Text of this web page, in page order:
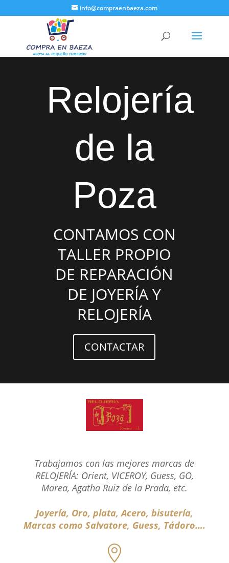
info@compraenbaeza.com
Relojería
de la
Poza
CONTAMOS CON
TALLER PROPIO
DE REPARACIÓN
DE JOYERÍA Y
RELOJERÍA
CONTACTAR
Trabajamos con las mejores marcas de
RELOJERÍA: Orient, VICEROY, Guess, GO,
Marea, Agatha Ruiz de la Prada, etc.
Joyería, Oro, plata, Acero, bisutería,
Marcas como Salvatore, Guess, Tádoro….
